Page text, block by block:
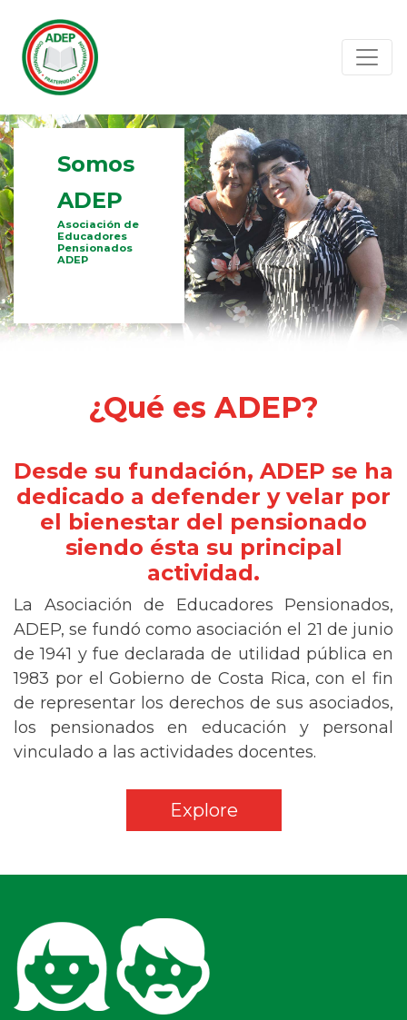
Somos
ADEP
Asociación de
Educadores
Pensionados
ADEP
¿Qué es ADEP?
Desde su fundación, ADEP se ha
dedicado a defender y velar por
el bienestar del pensionado
siendo ésta su principal
actividad.
La Asociación de Educadores Pensionados,
ADEP, se fundó como asociación el 21 de junio
de 1941 y fue declarada de utilidad pública en
1983 por el Gobierno de Costa Rica, con el fin
de representar los derechos de sus asociados,
los pensionados en educación y personal
vinculado a las actividades docentes.
Explore